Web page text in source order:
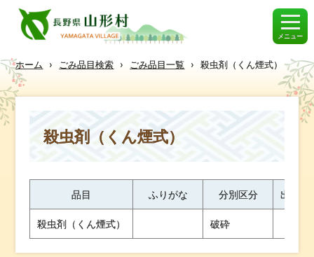
メニュー
ホーム › ごみ品目検索 › ごみ品目一覧 › 殺虫剤（くん煙式）
殺虫剤（くん煙式）
品目 ふりがな 分別区分 出し方
殺虫剤（くん煙式） 破砕